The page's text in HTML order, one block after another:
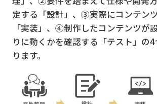
定する「設計」、③実際にコンテン
「実装」、④制作したコンテンツが
りに動くかを確認する「テスト」の
ります。